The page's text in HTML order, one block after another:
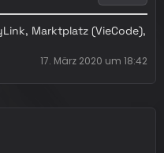
Marktplatz (VieCode),
17. März 2020 um 18:42